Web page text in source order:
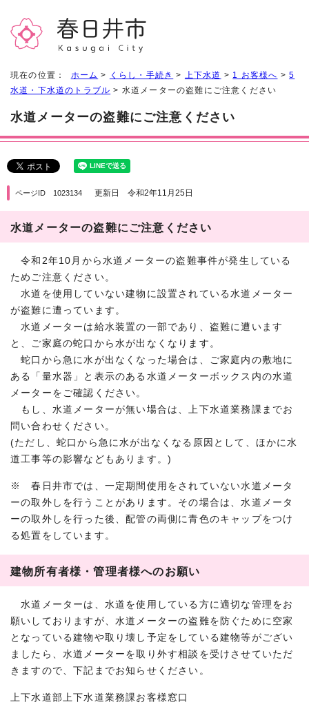
現在の位置： ホーム > くらし・手続き > 上下水道 > 1 お客様へ >5
水道・下水道のトラブル > 水道メーターの盗難にご注意ください
水道メーターの盗難にご注意ください
ページID 1023134 更新日 令和2年11月25日
水道メーターの盗難にご注意ください
令和2年10月から水道メーターの盗難事件が発生している
ためご注意ください。
水道を使用していない建物に設置されている水道メーター
が盗難に遭っています。
水道メーターは給水装置の一部であり、盗難に遭います
と、ご家庭の蛇口から水が出なくなります。
蛇口から急に水が出なくなった場合は、ご家庭内の敷地に
ある「量水器」と表示のある水道メーターボックス内の水道
メーターをご確認ください。
もし、水道メーターが無い場合は、上下水道業務課までお
問い合わせください。
(ただし、蛇口から急に水が出なくなる原因として、ほかに水
道工事等の影響などもあります。)
※ 春日井市では、一定期間使用をされていない水道メータ
ーの取外しを行うことがあります。その場合は、水道メータ
ーの取外しを行った後、配管の両側に青色のキャップをつけ
る処置をしています。
建物所有者様・管理者様へのお願い
水道メーターは、水道を使用している方に適切な管理をお
願いしておりますが、水道メーターの盗難を防ぐために空家
となっている建物や取り壊し予定をしている建物等がござい
ましたら、水道メーターを取り外す相談を受けさせていただ
きますので、下記までお知らせください。
上下水道部上下水道業務課お客様窓口